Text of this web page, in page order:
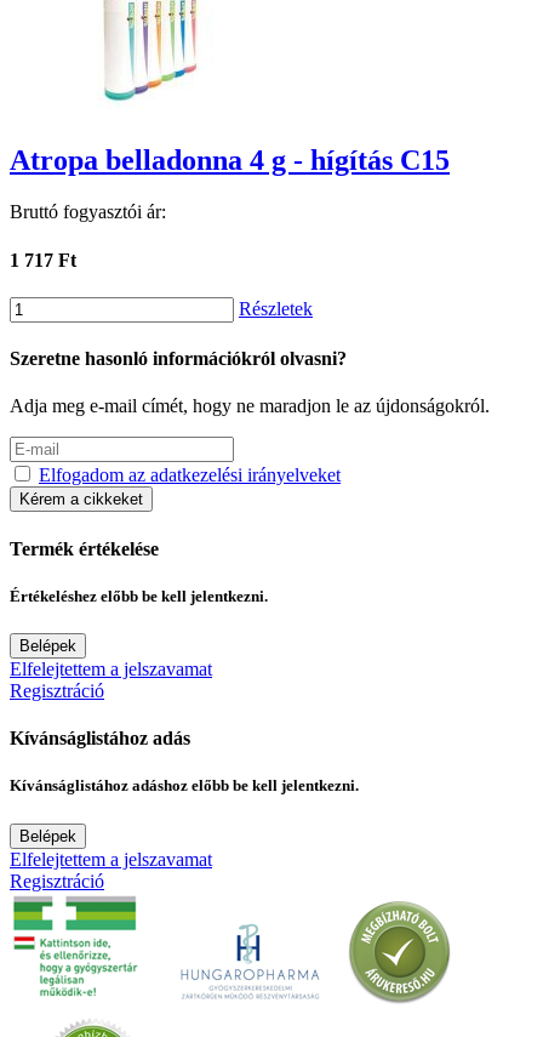
Atropa belladonna 4 g - hígítás C15
Bruttó fogyasztói ár:
1 717 Ft
Részletek
Szeretne hasonló információkról olvasni?
Adja meg e-mail címét, hogy ne maradjon le az újdonságokról.
Elfogadom az adatkezelési irányelveket
Kérem a cikkeket
Termék értékelése
Értékeléshez előbb be kell jelentkezni.
Belépek
Elfelejtettem a jelszavamat
Regisztráció
Kívánságlistához adás
Kívánságlistához adáshoz előbb be kell jelentkezni.
Belépek
Elfelejtettem a jelszavamat
Regisztráció